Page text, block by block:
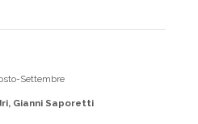
Settembre
Gianni Saporetti